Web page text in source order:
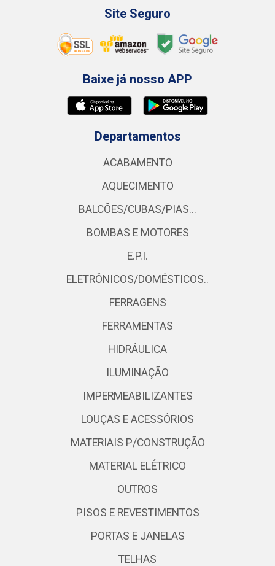
Site Seguro
Baixe já nosso APP
Departamentos
ACABAMENTO
AQUECIMENTO
BALCÕES/CUBAS/PIAS...
BOMBAS E MOTORES
E.P.I.
ELETRÔNICOS/DOMÉSTICOS..
FERRAGENS
FERRAMENTAS
HIDRÁULICA
ILUMINAÇÃO
IMPERMEABILIZANTES
LOUÇAS E ACESSÓRIOS
MATERIAIS P/CONSTRUÇÃO
MATERIAL ELÉTRICO
OUTROS
PISOS E REVESTIMENTOS
PORTAS E JANELAS
TELHAS